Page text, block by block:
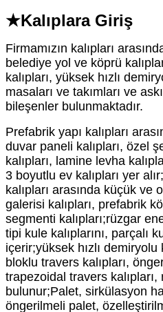
★Kalıplara Giriş
Firmamızın kalıpları
belediye yol ve köprü
kalıpları, yüksek hızlı
masaları ve takımları ve
bileşenler bulunmaktadır.
Prefabrik yapı kalıpları
duvar paneli kalıpları, özel
kalıpları, lamine levha
3 boyutlu ev kalıpları yer
kalıpları arasında küçük ve
galerisi kalıpları, prefabrik
segmenti kalıpları;rüzgar
tipi kule kalıplarını, parçalı
içerir;yüksek hızlı demiryolu
bloklu travers kalıpları,
trapezoidal travers kalıpları,
bulunur;Palet, sirkülasyon
öngerilmeli palet,